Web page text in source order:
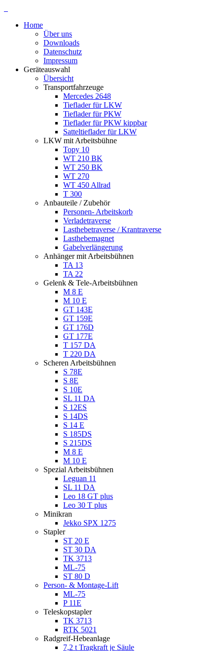
Home
Über uns
Downloads
Datenschutz
Impressum
Geräteauswahl
Übersicht
Transportfahrzeuge
Mercedes 2648
Tieflader für LKW
Tieflader für PKW
Tieflader für PKW kippbar
Satteltieflader für LKW
LKW mit Arbeitsbühne
Topy 10
WT 210 BK
WT 250 BK
WT 270
WT 450 Allrad
T 300
Anbauteile / Zubehör
Personen- Arbeitskorb
Verladetraverse
Lasthebetraverse / Krantraverse
Lasthebemagnet
Gabelverlängerung
Anhänger mit Arbeitsbühnen
TA 13
TA 22
Gelenk & Tele-Arbeitsbühnen
M 8 E
M 10 E
GT 143E
GT 159E
GT 176D
GT 177E
T 157 DA
T 220 DA
Scheren Arbeitsbühnen
S 78E
S 8E
S 10E
SL 11 DA
S 12ES
S 14DS
S 14 E
S 185DS
S 215DS
M 8 E
M 10 E
Spezial Arbeitsbühnen
Leguan 11
SL 11 DA
Leo 18 GT plus
Leo 30 T plus
Minikran
Jekko SPX 1275
Stapler
ST 20 E
ST 30 DA
TK 3713
ML-75
ST 80 D
Person- & Montage-Lift
ML-75
P 11E
Teleskopstapler
TK 3713
RTK 5021
Radgreif-Hebeanlage
7,2 t Tragkraft je Säule